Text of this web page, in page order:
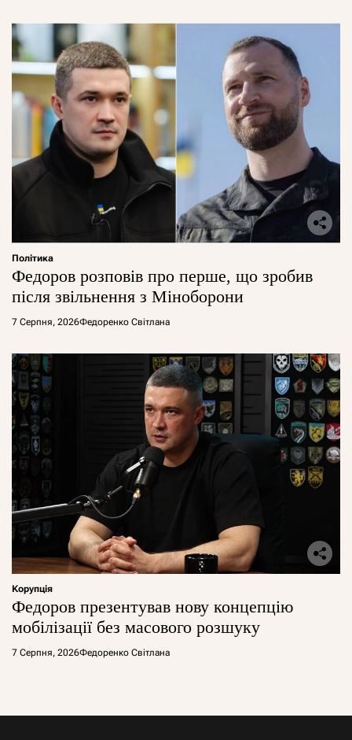
Політика
Федоров розповів про перше, що зробив
після звільнення з Міноборони
7 Серпня, 2026Федоренко Світлана
Корупція
Федоров презентував нову концепцію
мобілізації без масового розшуку
7 Серпня, 2026Федоренко Світлана